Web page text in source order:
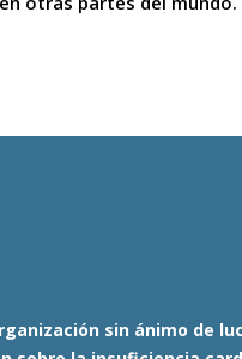
sin ánimo de